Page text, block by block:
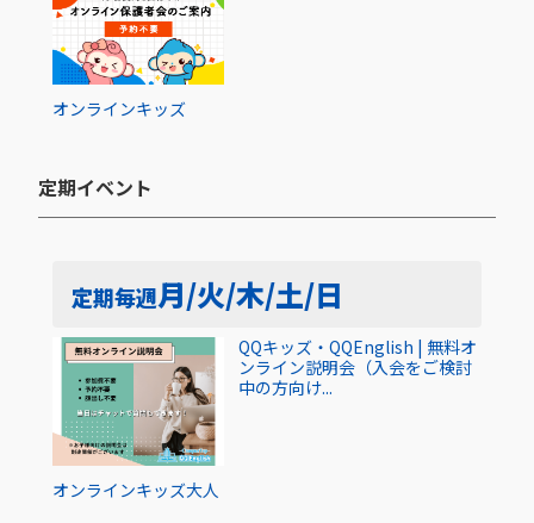
オンラインキッズ
定期イベント​
定期毎週月/火/木/土/日
オンラインキッズ大人
QQキッズ・QQEnglish | 無料オ
ンライン説明会（入会をご検討
中の方向け...